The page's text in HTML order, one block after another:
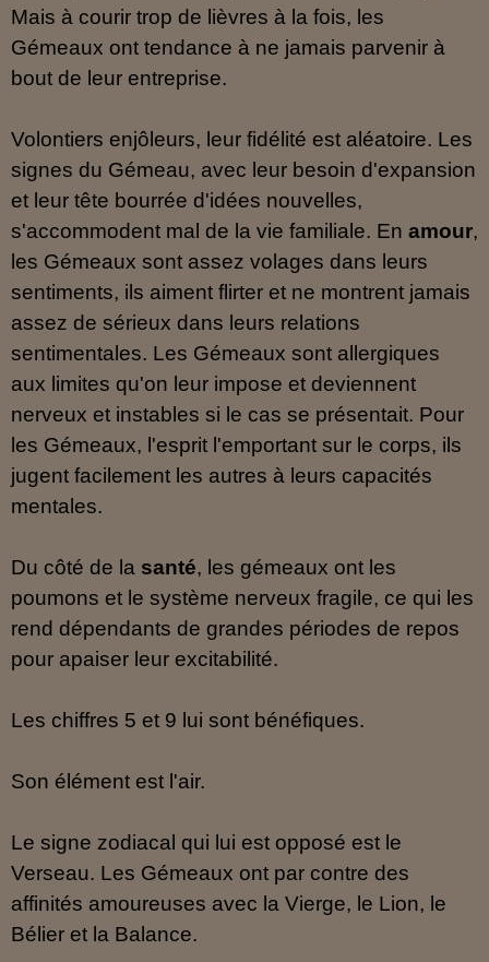
Mais à courir trop de lièvres à la fois, les
Gémeaux ont tendance à ne jamais parvenir à
bout de leur entreprise.
Volontiers enjôleurs, leur fidélité est aléatoire. Les
signes du Gémeau, avec leur besoin d'expansion
et leur tête bourrée d'idées nouvelles,
s'accommodent mal de la vie familiale. En amour,
les Gémeaux sont assez volages dans leurs
sentiments, ils aiment flirter et ne montrent jamais
assez de sérieux dans leurs relations
sentimentales. Les Gémeaux sont allergiques
aux limites qu'on leur impose et deviennent
nerveux et instables si le cas se présentait. Pour
les Gémeaux, l'esprit l'emportant sur le corps, ils
jugent facilement les autres à leurs capacités
mentales.
Du côté de la santé, les gémeaux ont les
poumons et le système nerveux fragile, ce qui les
rend dépendants de grandes périodes de repos
pour apaiser leur excitabilité.
Les chiffres 5 et 9 lui sont bénéfiques.
Son élément est l'air.
Le signe zodiacal qui lui est opposé est le
Verseau. Les Gémeaux ont par contre des
affinités amoureuses avec la Vierge, le Lion, le
Bélier et la Balance.